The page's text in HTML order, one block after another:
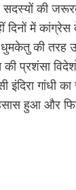
की जरूरत
में कांग्रेस
धुमकेतु की तरह
की प्रशंसा
इंदिरा गांधी
हुआ और